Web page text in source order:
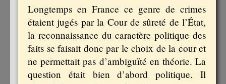
Longtemps en France ce genre de crimes
étaient jugés par la Cour de sûreté de l’État,
la reconnaissance du caractère politique des
faits se faisait donc par le choix de la cour et
ne permettait pas d’ambiguïté en théorie. La
question était bien d’abord politique. Il